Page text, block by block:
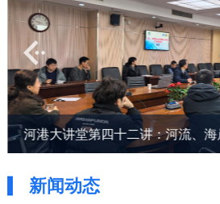
河港大讲堂第四十二讲：河流、
新闻动态